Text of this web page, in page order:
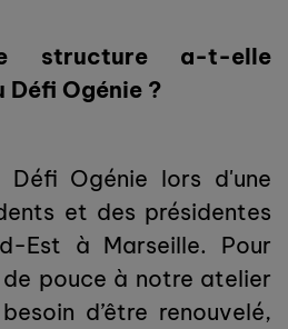
structure a-t-elle
Défi Ogénie ?
Ogénie lors d'une
et des présidentes
Est à Marseille. Pour
pouce à notre atelier
d’être renouvelé,